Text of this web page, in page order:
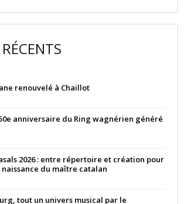
renouvelé à Chaillot
anniversaire du Ring wagnérien généré
2026 : entre répertoire et création pour
naissance du maître catalan
tout un univers musical par le